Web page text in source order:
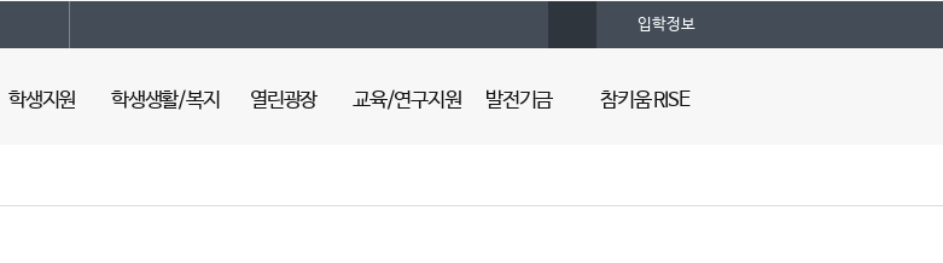
입학정보
학생지원
학생상담
학생생활/복지
장학제도
열린광장
의대소식
교육/연구지원
교수개발프로그램
발전기금
기부자 예우
참키움 RISE
의대혁신지원사업 소개